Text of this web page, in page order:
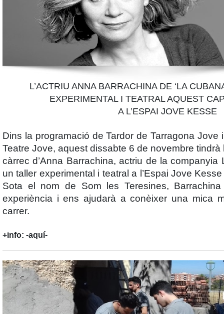
L’ACTRIU ANNA BARRACHINA DE ‘LA
EXPERIMENTAL I TEATRAL AQUEST
A L’ESPAI JOVE KESSE
Dins la programació deTardor de Tarragona Jove
Teatre Jove, aquest dissabte 6 de novembre
càrrec d’Anna Barrachina, actriu de la companyia
un taller experimental i teatral a l’Espai Jove Kesse
Sota el nom de Som les Teresines,
experiència i ens ajudarà a conèixer una mica
carrer.
+info: -aquí-